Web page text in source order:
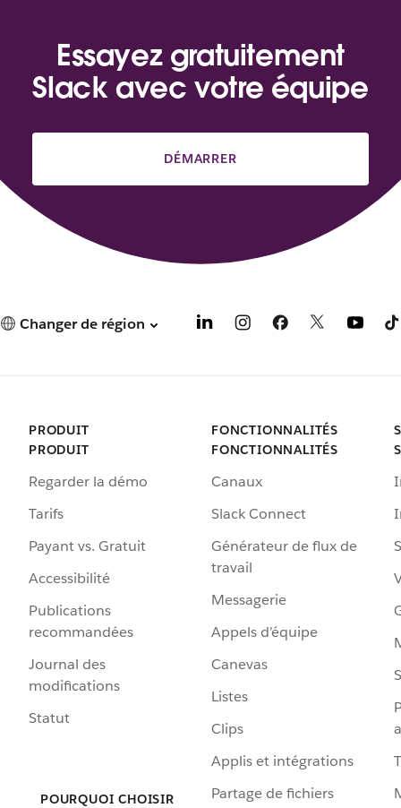
Essayez gratuitement
Slack avec votre équipe
DÉMARRER
Changer de région
PRODUIT
PRODUIT
Regarder la démo
Tarifs
Payant vs. Gratuit
Accessibilité
Publications
recommandées
Journal des
modifications
Statut
POURQUOI CHOISIR
FONCTIONNALITÉS
FONCTIONNALITÉS
Canaux
Slack Connect
Générateur de flux de
travail
Messagerie
Appels d’équipe
Canevas
Listes
Clips
Applis et intégrations
Partage de fichiers